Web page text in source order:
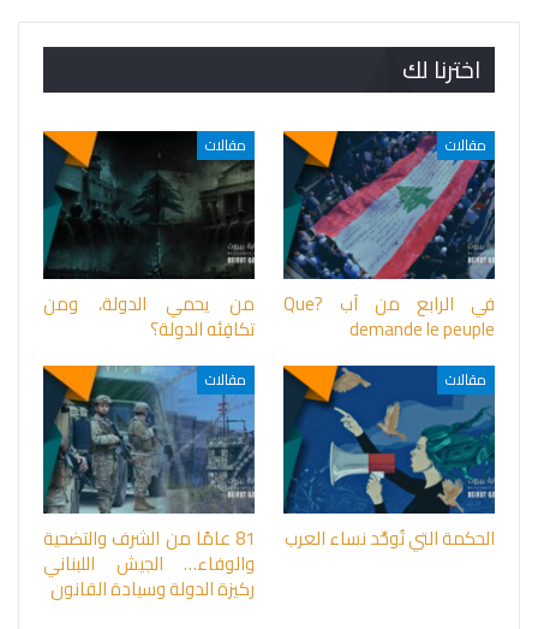
اخترنا لك
مقالات
في الرابع من آب ?Que
demande le peuple
مقالات
من يحمي الدولة، ومن
تكافِئه الدولة؟
مقالات
الحكمة التي تُوحِّد نساء العرب
مقالات
81 عامًا من الشرف والتضحية
والوفاء… الجيش اللبناني
ركيزة الدولة وسيادة القانون